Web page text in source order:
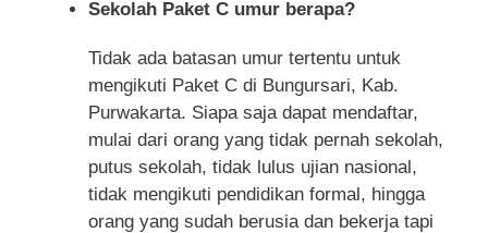
Sekolah Paket C umur berapa?
Tidak ada batasan umur tertentu untuk
mengikuti Paket C di Bungursari, Kab.
Purwakarta. Siapa saja dapat mendaftar,
mulai dari orang yang tidak pernah sekolah,
putus sekolah, tidak lulus ujian nasional,
tidak mengikuti pendidikan formal, hingga
orang yang sudah berusia dan bekerja tapi